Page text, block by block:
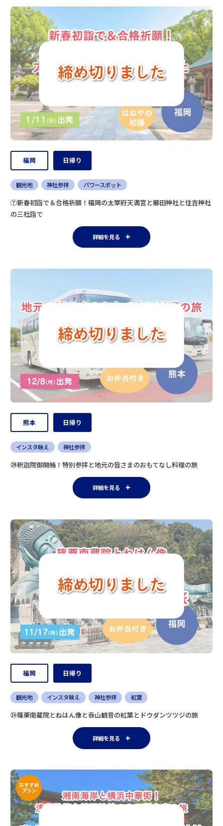
福岡 日帰り
観光地 神社参拝 パワースポット
⑦新春初詣で＆合格祈願！福岡の太宰府天満宮と櫛田神社と住吉神社
の三社詣で
詳細を見る
熊本 日帰り
インスタ映え 神社参拝
㉙釈迦院御開帳！特別参拝と地元の皆さまのおもてなし料理の旅
詳細を見る
福岡 日帰り
観光地 インスタ映え 神社参拝 紅葉
㉔篠栗南蔵院とねはん像と呑山観音の紅葉とドウダンツツジの旅
詳細を見る
おすすめ
プラン